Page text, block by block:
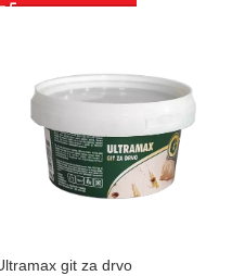
git za drvo